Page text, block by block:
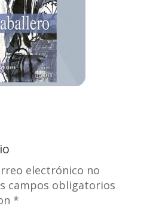
electrónico no
campos obligatorios
*